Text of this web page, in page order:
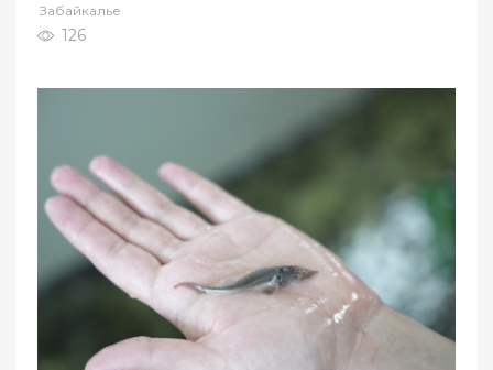
Забайкалье
126